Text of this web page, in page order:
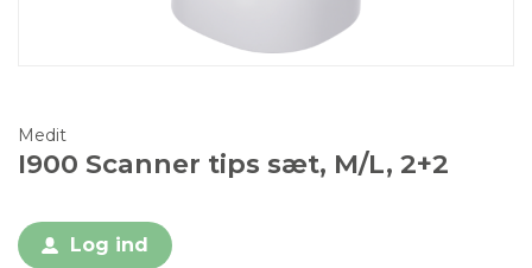
Medit
I900 Scanner tips sæt, M/L, 2+2
Log ind